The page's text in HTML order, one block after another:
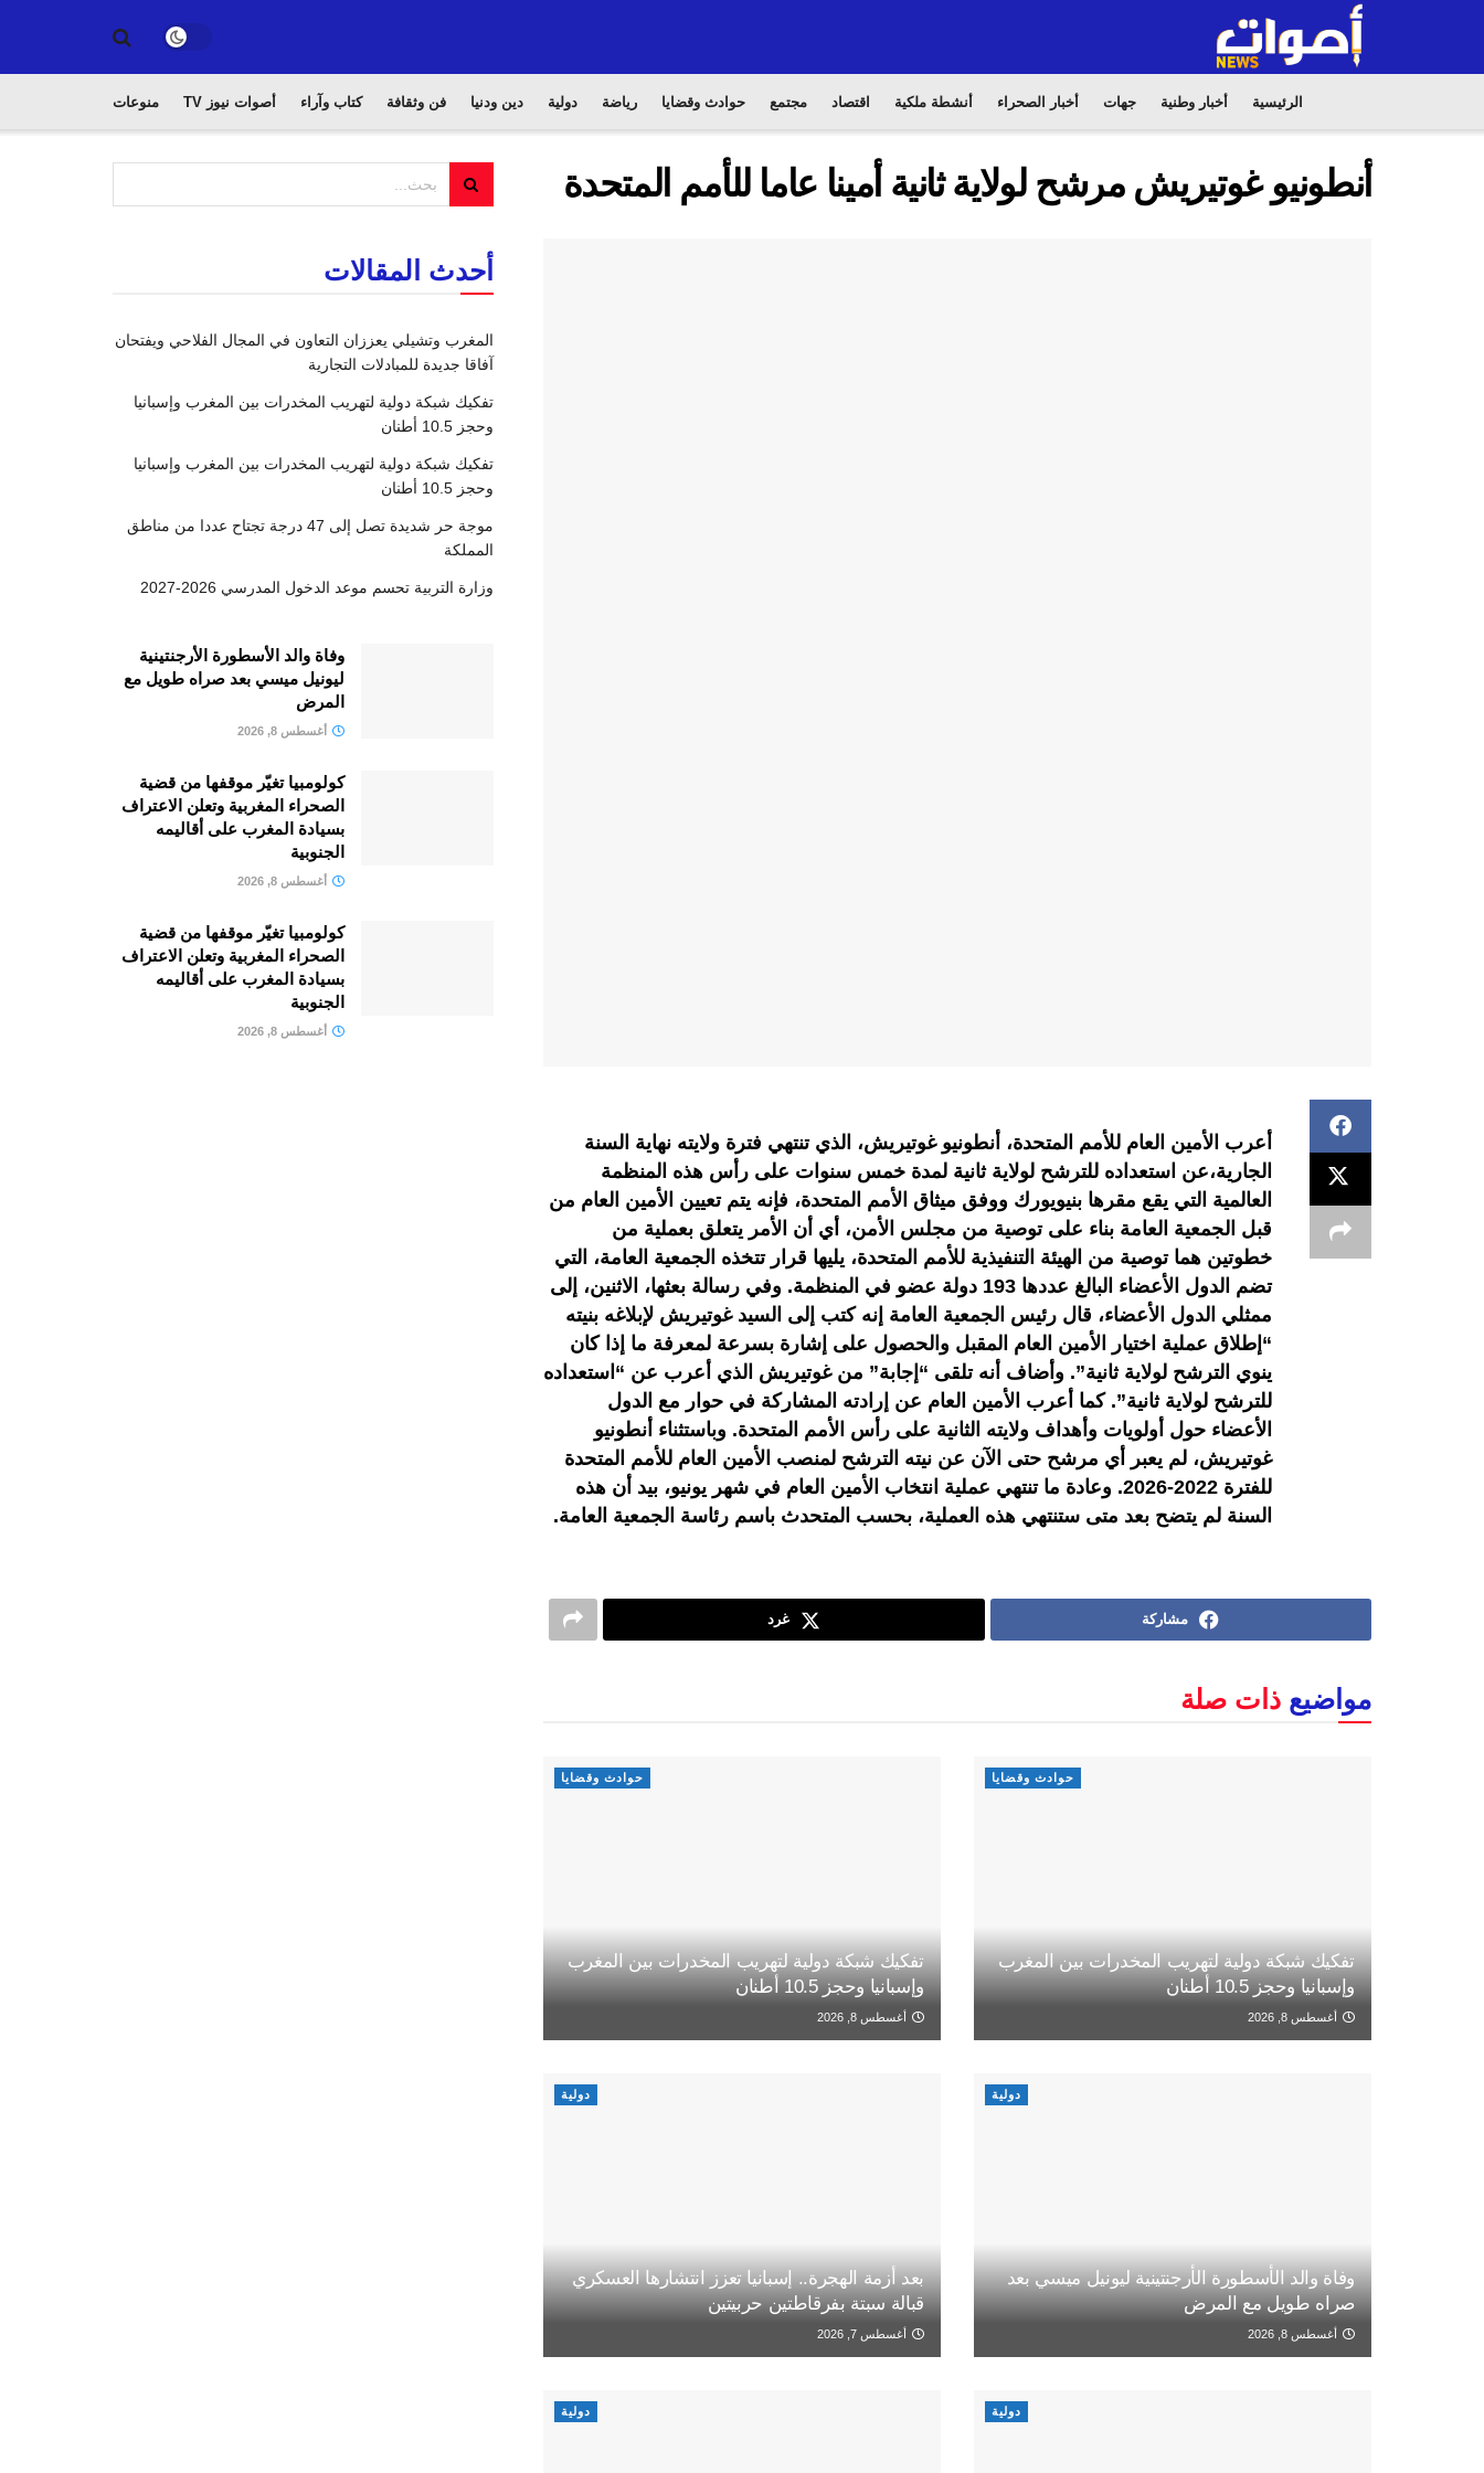
الرئيسية أخبار وطنية جهات أخبار الصحراء أنشطة ملكية اقتصاد مجتمع حوادث وقضايا رياضة دولية دين ودنيا فن وثقافة كتاب وآراء أصوات نيوز TV منوعات
أنطونيو غوتيريش مرشح لولاية ثانية أمينا عاما للأمم المتحدة
أعرب الأمين العام للأمم المتحدة، أنطونيو غوتيريش، الذي تنتهي فترة ولايته نهاية السنة
الجارية،عن استعداده للترشح لولاية ثانية لمدة خمس سنوات على رأس هذه المنظمة
العالمية التي يقع مقرها بنيويورك ووفق ميثاق الأمم المتحدة، فإنه يتم تعيين الأمين العام من
قبل الجمعية العامة بناء على توصية من مجلس الأمن، أي أن الأمر يتعلق بعملية من
خطوتين هما توصية من الهيئة التنفيذية للأمم المتحدة، يليها قرار تتخذه الجمعية العامة، التي
تضم الدول الأعضاء البالغ عددها 193 دولة عضو في المنظمة. وفي رسالة بعثها، الاثنين، إلى
ممثلي الدول الأعضاء، قال رئيس الجمعية العامة إنه كتب إلى السيد غوتيريش لإبلاغه بنيته
“إطلاق عملية اختيار الأمين العام المقبل والحصول على إشارة بسرعة لمعرفة ما إذا كان
ينوي الترشح لولاية ثانية”. وأضاف أنه تلقى “إجابة” من غوتيريش الذي أعرب عن “استعداده
للترشح لولاية ثانية”. كما أعرب الأمين العام عن إرادته المشاركة في حوار مع الدول
الأعضاء حول أولويات وأهداف ولايته الثانية على رأس الأمم المتحدة. وباستثناء أنطونيو
غوتيريش، لم يعبر أي مرشح حتى الآن عن نيته الترشح لمنصب الأمين العام للأمم المتحدة
للفترة 2022-2026. وعادة ما تنتهي عملية انتخاب الأمين العام في شهر يونيو، بيد أن هذه
السنة لم يتضح بعد متى ستنتهي هذه العملية، بحسب المتحدث باسم رئاسة الجمعية العامة.
مشاركة غرد
مواضيع ذات صلة
حوادث وقضايا
تفكيك شبكة دولية لتهريب المخدرات بين المغرب
وإسبانيا وحجز 10.5 أطنان
أغسطس 8, 2026
حوادث وقضايا
تفكيك شبكة دولية لتهريب المخدرات بين المغرب
وإسبانيا وحجز 10.5 أطنان
أغسطس 8, 2026
دولية
وفاة والد الأسطورة الأرجنتينية ليونيل ميسي بعد
صراه طويل مع المرض
أغسطس 8, 2026
دولية
بعد أزمة الهجرة.. إسبانيا تعزز انتشارها العسكري
قبالة سبتة بفرقاطتين حربيتين
أغسطس 7, 2026
دولية دولية
أحدث المقالات
المغرب وتشيلي يعززان التعاون في المجال الفلاحي ويفتحان
آفاقا جديدة للمبادلات التجارية
تفكيك شبكة دولية لتهريب المخدرات بين المغرب وإسبانيا
وحجز 10.5 أطنان
تفكيك شبكة دولية لتهريب المخدرات بين المغرب وإسبانيا
وحجز 10.5 أطنان
موجة حر شديدة تصل إلى 47 درجة تجتاح عددا من مناطق
المملكة
وزارة التربية تحسم موعد الدخول المدرسي 2026-2027
وفاة والد الأسطورة الأرجنتينية
ليونيل ميسي بعد صراه طويل مع
المرض
أغسطس 8, 2026
كولومبيا تغيّر موقفها من قضية
الصحراء المغربية وتعلن الاعتراف
بسيادة المغرب على أقاليمه
الجنوبية
أغسطس 8, 2026
كولومبيا تغيّر موقفها من قضية
الصحراء المغربية وتعلن الاعتراف
بسيادة المغرب على أقاليمه
الجنوبية
أغسطس 8, 2026